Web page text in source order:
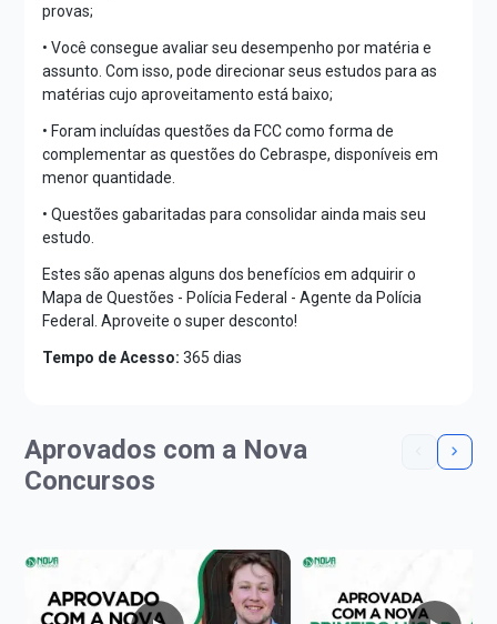
provas;
• Você consegue avaliar seu desempenho por matéria e
assunto. Com isso, pode direcionar seus estudos para as
matérias cujo aproveitamento está baixo;
• Foram incluídas questões da FCC como forma de
complementar as questões do Cebraspe, disponíveis em
menor quantidade.
• Questões gabaritadas para consolidar ainda mais seu
estudo.
Estes são apenas alguns dos benefícios em adquirir o
Mapa de Questões - Polícia Federal - Agente da Polícia
Federal. Aproveite o super desconto!
Tempo de Acesso: 365 dias
Aprovados com a Nova
Concursos